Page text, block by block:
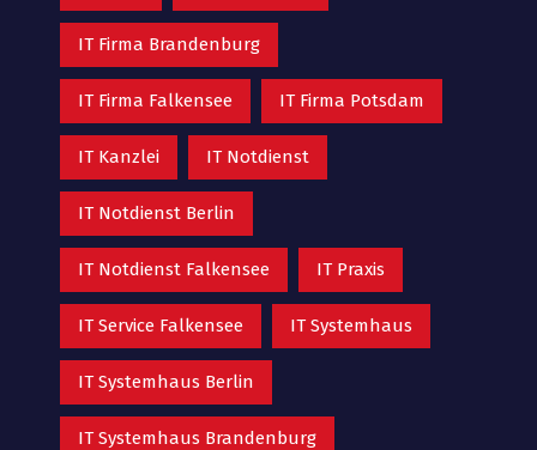
IT Firma Brandenburg
IT Firma Falkensee IT Firma Potsdam
IT Kanzlei IT Notdienst
IT Notdienst Berlin
IT Notdienst Falkensee IT Praxis
IT Service Falkensee IT Systemhaus
IT Systemhaus Berlin
IT Systemhaus Brandenburg